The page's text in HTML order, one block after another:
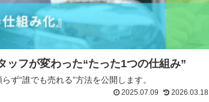
フが変わった“たった1つの仕組み”
ず“誰でも売れる”方法を公開します。
2025.07.09 2026.03.18